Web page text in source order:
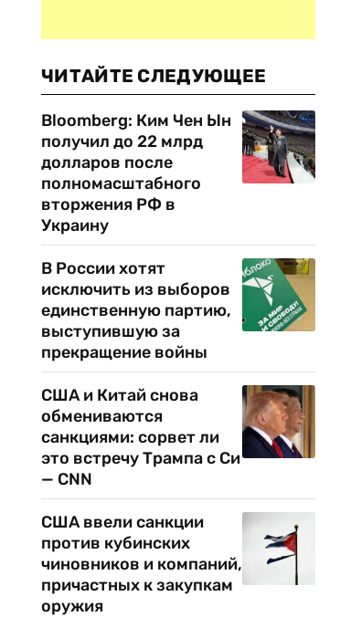
ЧИТАЙТЕ СЛЕДУЮЩЕЕ
Bloomberg: Ким Чен Ын
получил до 22 млрд
долларов после
полномасштабного
вторжения РФ в
Украину
В России хотят
исключить из выборов
единственную партию,
выступившую за
прекращение войны
США и Китай снова
обмениваются
санкциями: сорвет ли
это встречу Трампа с Си
— CNN
США ввели санкции
против кубинских
чиновников и компаний,
причастных к закупкам
оружия